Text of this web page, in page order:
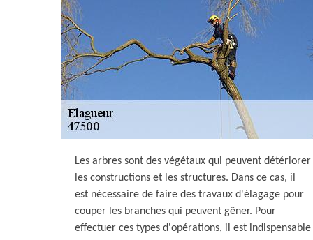
Les arbres sont des végétaux qui peuvent détériorer
les constructions et les structures. Dans ce cas, il
est nécessaire de faire des travaux d'élagage pour
couper les branches qui peuvent gêner. Pour
effectuer ces types d'opérations, il est indispensable